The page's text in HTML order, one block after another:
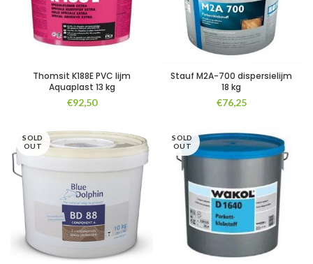
Thomsit K188E PVC lijm
Aquaplast 13 kg
€92,50
Stauf M2A-700 dispersielijm
18 kg
€76,25
SOLD
OUT
SOLD
OUT